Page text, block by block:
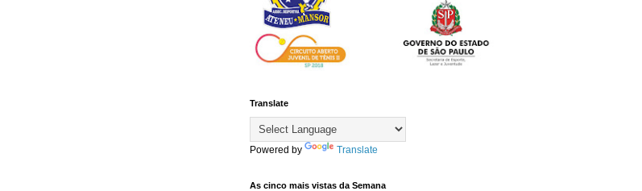
Translate
Powered by Translate
As cinco mais vistas da Semana